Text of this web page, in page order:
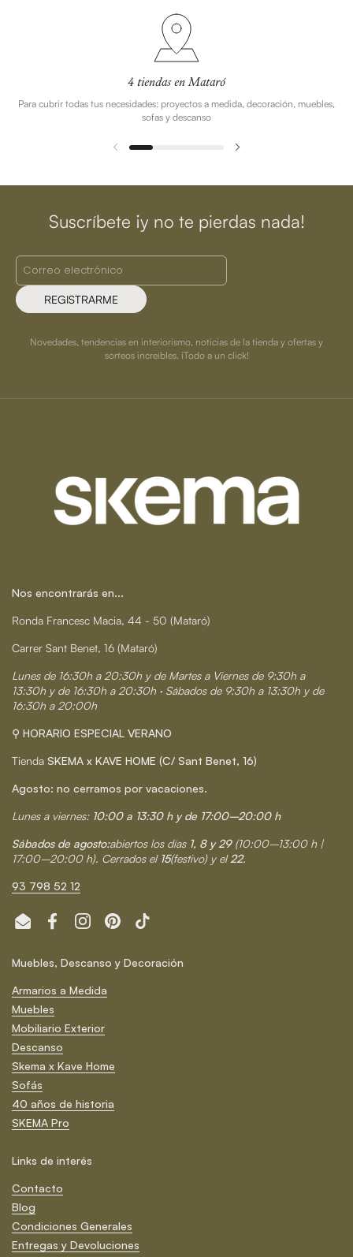
4 tiendas en Mataró
Para cubrir todas tus necesidades: proyectos a medida, decoración, muebles,
sofas y descanso
Suscríbete ¡y no te pierdas nada!
REGISTRARME
Novedades, tendencias en interiorismo, noticias de la tienda y ofertas y
sorteos increíbles. ¡Todo a un click!
Nos encontrarás en...
Ronda Francesc Macia, 44 - 50 (Mataró)
Carrer Sant Benet, 16 (Mataró)
Lunes de 16:30h a 20:30h y de Martes a Viernes de 9:30h a
13:30h y de 16:30h a 20:30h · Sábados de 9:30h a 13:30h y de
16:30h a 20:00h
⚲ HORARIO ESPECIAL VERANO
Tienda SKEMA x KAVE HOME (C/ Sant Benet, 16)
Agosto: no cerramos por vacaciones.
Lunes a viernes: 10:00 a 13:30 h y de 17:00–20:00 h
Sábados de agosto:abiertos los días 1, 8 y 29 (10:00–13:00 h |
17:00–20:00 h). Cerrados el 15(festivo) y el22.
93 798 52 12
Email FacebookInstagramPinterestTikTok
Muebles, Descanso y Decoración
Armarios a Medida
Muebles
Mobiliario Exterior
Descanso
Skema x Kave Home
Sofás
40 años de historia
SKEMA Pro
Links de interés
Contacto
Blog
Condiciones Generales
Entregas y Devoluciones